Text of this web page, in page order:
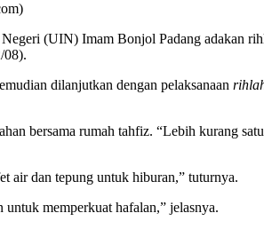
(UIN) Imam Bonjol Padang adakan
08).
dilanjutkan dengan pelaksanaan
bersama rumah tahfiz. “Lebih kurang
air dan tepung untuk hiburan,” tuturnya.
memperkuat hafalan,” jelasnya.